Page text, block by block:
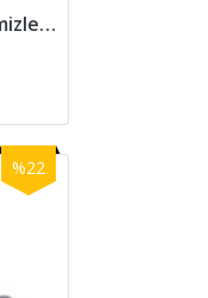
Dolphin S300İ Havuz Temizleme Robotu
%22